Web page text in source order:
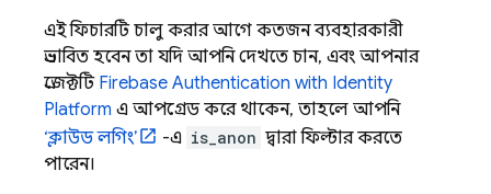
এই ফিচারটি চালু করার আগে কতজন ব্যবহারকারী
প্রভাবিত হবেন তা যদি আপনি দেখতে চান, এবং আপনার
প্রজেক্টটি Firebase Authentication with Identity
Platform এ আপগ্রেড করে থাকেন, তাহলে আপনি
‘ক্লাউড লগিং’
-এ is_anon দ্বারা ফিল্টার করতে
পারেন।